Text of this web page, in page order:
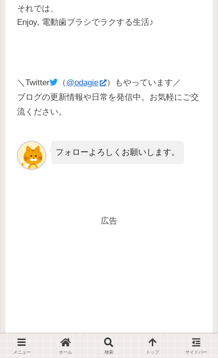
それでは、
Enjoy, 電動歯ブラシでラクする生活♪
＼Twitter （@odagie
）もやっています／
ブログの更新情報や日常を発信中。お気軽にご交
流ください。
フォローよろしくお願いします。
広告
メニュー ホーム 検索 トップ サイドバー